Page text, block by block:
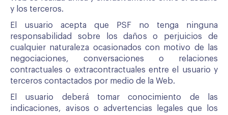
y los terceros.
El usuario acepta que PSF no tenga ninguna
responsabilidad sobre los daños o perjuicios de
cualquier naturaleza ocasionados con motivo de las
negociaciones, conversaciones o relaciones
contractuales o extracontractuales entre el usuario y
terceros contactados por medio de la Web.
El usuario deberá tomar conocimiento de las
indicaciones, avisos o advertencias legales que los